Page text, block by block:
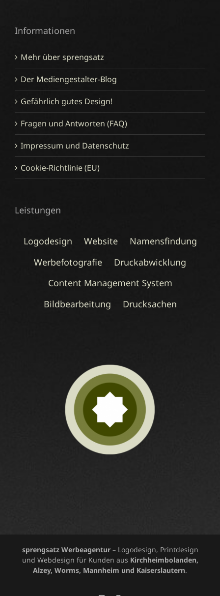
Informationen
Mehr über sprengsatz
Der Mediengestalter-Blog
Gefährlich gutes Design!
Fragen und Antworten (FAQ)
Impressum und Datenschutz
Cookie-Richtlinie (EU)
Leistungen
Logodesign Website
Namensfindung
Werbefotografie
Druckabwicklung
Content Management System
Bildbearbeitung
Drucksachen
sprengsatz Werbeagentur– Logodesign, Printdesign
und Webdesign für Kunden aus Kirchheimbolanden,
Alzey, Worms, Mannheim und Kaiserslautern.